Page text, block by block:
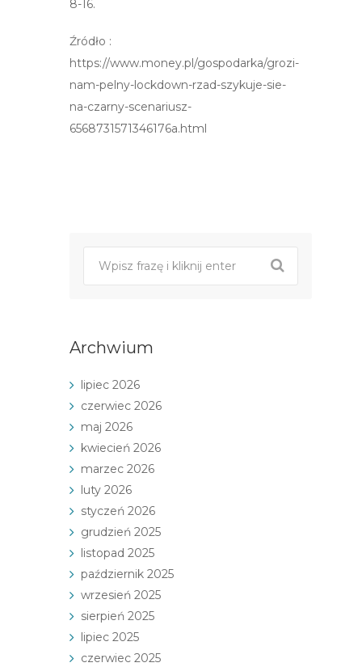
8-16.
Źródło :
https://www.money.pl/gospodarka/grozi-
nam-pelny-lockdown-rzad-szykuje-sie-
na-czarny-scenariusz-
6568731571346176a.html
Archwium
lipiec 2026
czerwiec 2026
maj 2026
kwiecień 2026
marzec 2026
luty 2026
styczeń 2026
grudzień 2025
listopad 2025
październik 2025
wrzesień 2025
sierpień 2025
lipiec 2025
czerwiec 2025